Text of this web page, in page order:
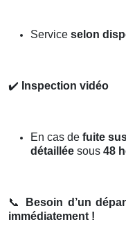
Service selon
✔️ Inspection vidéo
En cas de fuite
détaillée sous 48
📞
Besoin d’un
immédiatement !